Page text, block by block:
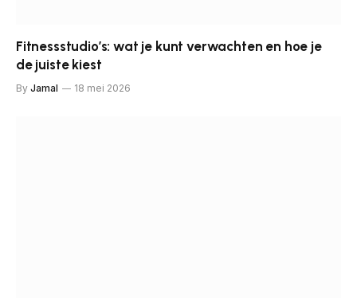
Fitnessstudio’s: wat je kunt verwachten en hoe je
de juiste kiest
By Jamal 18 mei 2026